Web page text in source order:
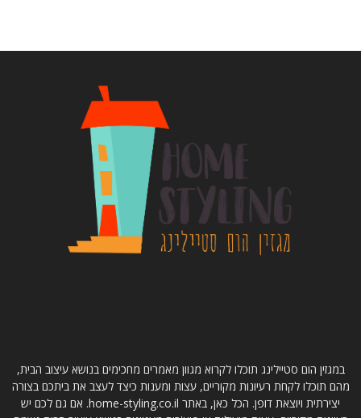
במגזין הום סטיילינג תוכלו לקרוא מגוון מאמרים מחכימים בנושא עיצוב הבית,
מהם תוכלו לקחת רעיונות מקוריים, עצות ומענות כיצד לעצב את ביתכם בצורה
יצירתית ויוצאת דופן. הכל כאן, באתר home-styling.co.il. אם גם לכם יש